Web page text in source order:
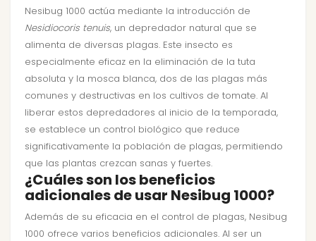
Nesibug 1000 actúa mediante la introducción de
Nesidiocoris tenuis, un depredador natural que se
alimenta de diversas plagas. Este insecto es
especialmente eficaz en la eliminación de la tuta
absoluta y la mosca blanca, dos de las plagas más
comunes y destructivas en los cultivos de tomate. Al
liberar estos depredadores al inicio de la temporada,
se establece un control biológico que reduce
significativamente la población de plagas, permitiendo
que las plantas crezcan sanas y fuertes.
¿Cuáles son los beneficios
adicionales de usar Nesibug 1000?
Además de su eficacia en el control de plagas, Nesibug
1000 ofrece varios beneficios adicionales. Al ser un